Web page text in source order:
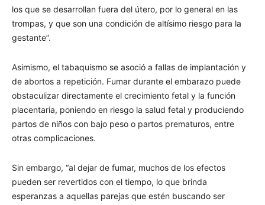
los que se desarrollan fuera del útero, por lo general en las
trompas, y que son una condición de altísimo riesgo para la
gestante”.
Asimismo, el tabaquismo se asoció a fallas de implantación y
de abortos a repetición. Fumar durante el embarazo puede
obstaculizar directamente el crecimiento fetal y la función
placentaria, poniendo en riesgo la salud fetal y produciendo
partos de niños con bajo peso o partos prematuros, entre
otras complicaciones.
Sin embargo, “al dejar de fumar, muchos de los efectos
pueden ser revertidos con el tiempo, lo que brinda
esperanzas a aquellas parejas que estén buscando ser